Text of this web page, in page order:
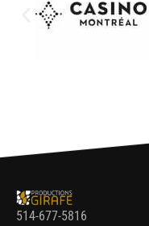
514-677-5816